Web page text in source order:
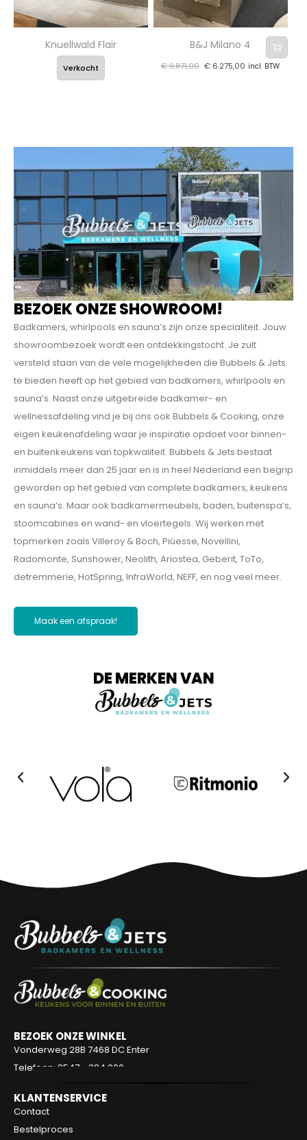
Knuellwald Flair
Verkocht
B&J Milano 4
€9.871,00 € 6.275,00 incl. BTW
BEZOEK ONZE SHOWROOM!
Badkamers, whirlpools en sauna’s zijn onze specialiteit. Jouw
showroombezoek wordt een ontdekkings­tocht. Je zult
versteld staan van de vele mogelijkheden die Bubbels & Jets
te bieden heeft op het gebied van badkamers, whirlpools en
sauna’s. Naast onze uitgebreide badkamer- en
wellnessafdeling vind je bij ons ook Bubbels & Cooking, onze
eigen keukenafdeling waar je inspiratie opdoet voor binnen-
en buitenkeukens van topkwaliteit. Bubbels & Jets bestaat
inmiddels meer dan 25 jaar en is in heel Nederland een begrip
geworden op het gebied van complete badkamers, keukens
en sauna’s. Maar ook badkamermeubels, baden, buitenspa’s,
stoomcabines en wand- en vloertegels. Wij werken met
topmerken zoals Villeroy & Boch, Piúesse, Novellini,
Radomonte, Sunshower, Neolith, Ariostea, Geberit, ToTo,
detremmerie, HotSpring, InfraWorld, NEFF, en nog veel meer.
Maak een afspraak!
DE MERKEN VAN
BEZOEK ONZE WINKEL
Vonderweg 28B 7468 DC Enter
Telefoon: 0547 - 384 000
KLANTENSERVICE
Contact
Bestelproces